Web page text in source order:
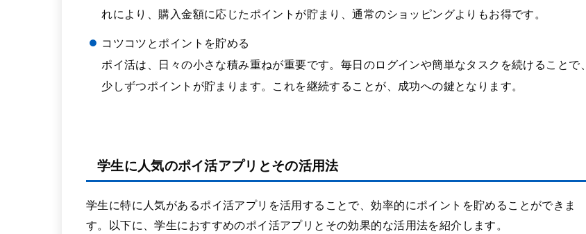
れにより、購入金額に応じたポイントが貯まり、通常のショッピングよりもお得です。
コツコツとポイントを貯める
ポイ活は、日々の小さな積み重ねが重要です。毎日のログインや簡単なタスクを続けることで、
少しずつポイントが貯まります。これを継続することが、成功への鍵となります。
学生に人気のポイ活アプリとその活用法
学生に特に人気があるポイ活アプリを活用することで、効率的にポイントを貯めることができま
す。以下に、学生におすすめのポイ活アプリとその効果的な活用法を紹介します。